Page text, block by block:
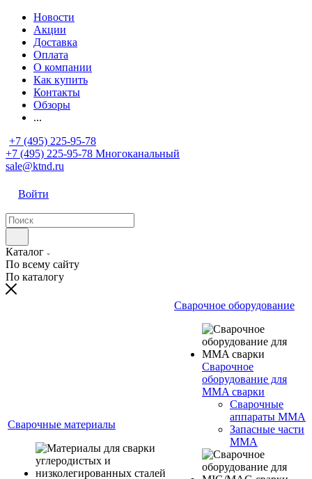
Новости
Акции
Доставка
Оплата
О компании
Как купить
Контакты
Обзоры
...
+7 (495) 225-95-78
+7 (495) 225-95-78 Многоканальный
sale@ktnd.ru
Войти
Каталог
По всему сайту
По каталогу
Сварочные материалы
Сварочное оборудование
Сварочное
оборудование для
MMA сварки
Сварочные
аппараты MMA
Запасные части
MMA